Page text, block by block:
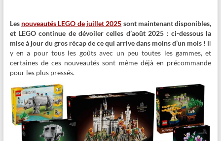
Les nouveautés LEGO de juillet 2025 sont maintenant disponibles,
et LEGO continue de dévoiler celles d’août 2025 : ci-dessous la
mise à jour du gros récap de ce qui arrive dans moins d’un mois ! Il
y en a pour tous les goûts avec un peu toutes les gammes, et
certaines de ces nouveautés sont même déjà en précommande
pour les plus pressés.